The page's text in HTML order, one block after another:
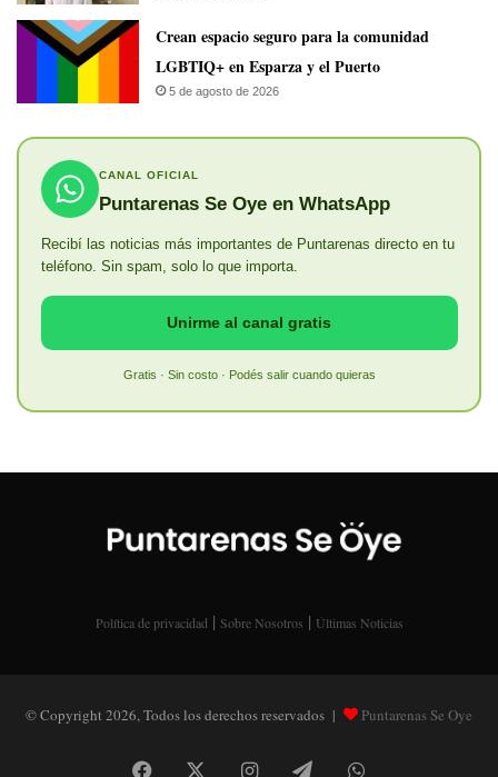
Crean espacio seguro para la comunidad
LGBTIQ+ en Esparza y el Puerto
5 de agosto de 2026
CANAL OFICIAL
Puntarenas Se Oye en WhatsApp
Recibí las noticias más importantes de Puntarenas directo en tu
teléfono. Sin spam, solo lo que importa.
Unirme al canal gratis
Gratis · Sin costo · Podés salir cuando quieras
Política de privacidad | Sobre Nosotros | Últimas Noticias
© Copyright 2026, Todos los derechos reservados | Puntarenas Se Oye
Facebook InstagramTelegramWhatsApp